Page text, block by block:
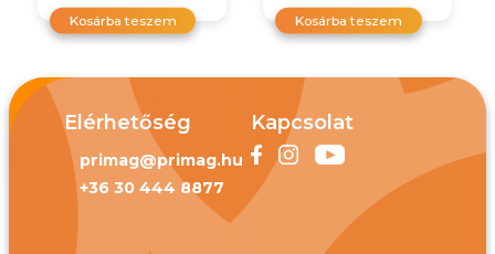
Kosárba teszem Kosárba teszem
Elérhetőség
primag@primag.hu
+36 30 444 8877
Kapcsolat